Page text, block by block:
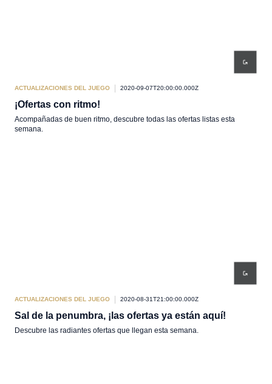
ACTUALIZACIONES DEL JUEGO 2020-09-07T20:00:00.000Z
¡Ofertas con ritmo!
Acompañadas de buen ritmo, descubre todas las ofertas listas esta
semana.
ACTUALIZACIONES DEL JUEGO 2020-08-31T21:00:00.000Z
Sal de la penumbra, ¡las ofertas ya están aquí!
Descubre las radiantes ofertas que llegan esta semana.